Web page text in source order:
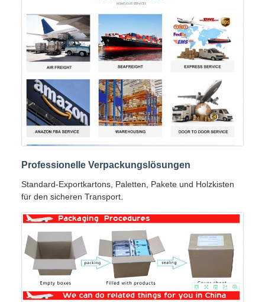
Professionelle Verpackungslösungen
Standard-Exportkartons, Paletten, Pakete und Holzkisten
für den sicheren Transport.